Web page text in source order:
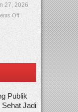
27, 2026
Off
Publik
Sehat Jadi